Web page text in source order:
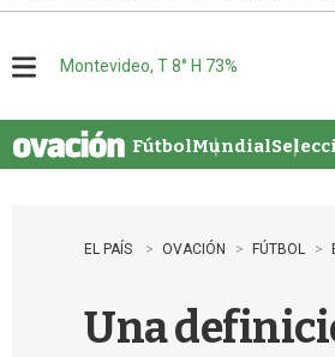
u
Montevideo, T 8° H 73%
FútbolMundial
EL PAÍS OVACIÓN FÚTBOL
Una